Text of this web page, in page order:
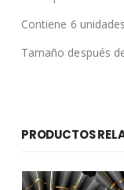
Contiene 6
Tamaño después
PRODUCTOS